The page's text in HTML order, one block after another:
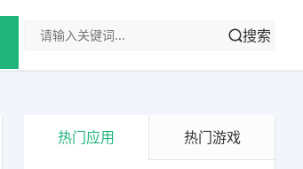
搜索
热门应用 热门游戏